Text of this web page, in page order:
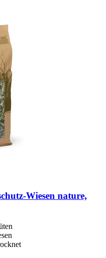
​Wiesen nature,